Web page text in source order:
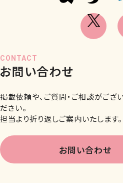
CONTACT
お問い合わせ
掲載依頼や、ご質問・ご相談がござ
ださい。
担当より折り返しご案内いたします。
お問い合わせ